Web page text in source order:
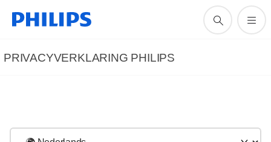
PRIVACYVERKLARING PHILIPS